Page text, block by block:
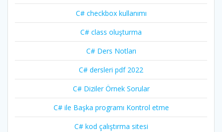
C# checkbox kullanımı
C# class oluşturma
C# Ders Notları
C# dersleri pdf 2022
C# Diziler Örnek Sorular
C# ile Başka programı Kontrol etme
C# kod çalıştırma sitesi